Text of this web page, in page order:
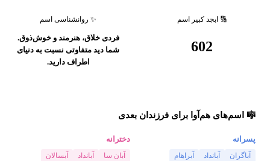
🔢 ابجد کبیر اسم
602
✨ روانشناسی اسم
فردی خلاق، هنرمند و خوش‌ذوق.
شما دید متفاوتی نسبت به دنیای
اطراف دارید.
🎼 اسم‌های هم‌آوا برای فرزندان بعدی
پسرانه
آباگران آبانداد آبراهام
دخترانه
آبان سا آبانداد آبسالان